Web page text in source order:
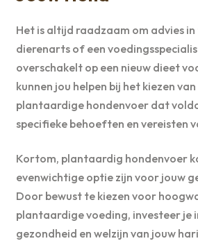
Het is altijd raadzaam om advies in
dierenarts of een
overschakelt op een nieuw dieet
kunnen jou helpen bij het kiezen
plantaardige hondenvoer dat
specifieke behoeften en vereisten
Kortom, plantaardig hondenvoer
evenwichtige optie zijn voor jouw
Door bewust te kiezen voor
plantaardige voeding, investeer je
gezondheid en welzijn van jouw